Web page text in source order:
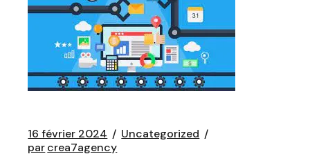
16 février 2024
Uncategorized
parcrea7agency